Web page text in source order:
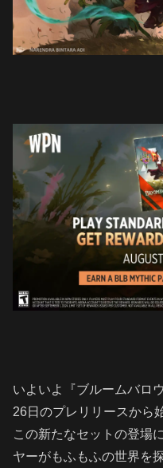
いよいよ『ブルームバロ
26日のプレリリースから
この新たなセットの登場
ヤーがもふもふの世界を